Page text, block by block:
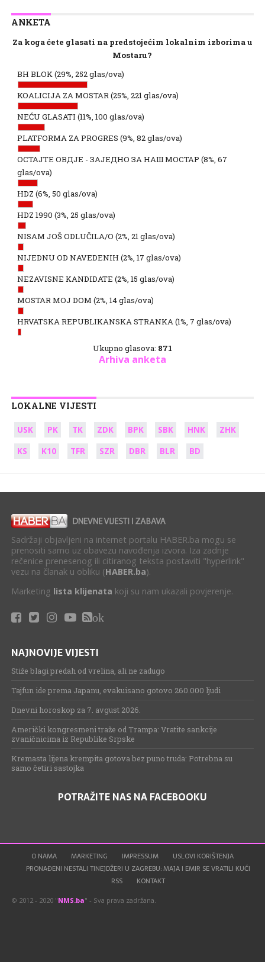
ANKETA
Za koga ćete glasati na predstojećim lokalnim izborima u
Mostaru?
BH BLOK(29%, 252 glas/ova)
KOALICIJA ZA MOSTAR(25%, 221 glas/ova)
NEĆU GLASATI (11%, 100 glas/ova)
PLATFORMA ZA PROGRES (9%, 82 glas/ova)
ОСТАЈТЕ ОВДЈЕ - ЗАЈЕДНО ЗА НАШ МОСТАР (8%, 67
glas/ova)
HDZ (6%, 50 glas/ova)
HDZ 1990 (3%, 25 glas/ova)
NISAM JOŠ ODLUČILA/O (2%, 21 glas/ova)
NIJEDNU OD NAVEDENIH (2%, 17 glas/ova)
NEZAVISNE KANDIDATE (2%, 15 glas/ova)
MOSTAR MOJ DOM (2%, 14 glas/ova)
HRVATSKA REPUBLIKANSKA STRANKA(1%, 7 glas/ova)
Ukupno glasova: 871
Arhiva anketa
LOKALNE VIJESTI
USK PK TK ZDK BPK SBK HNK
ZHK
KS
K10 TFR SZR DBR BLR BD
Sadržaji objavljeni na internet portalu HABER.ba mogu se
prenositi samo uz obavezu navođenja izvora. Iza zadnje
rečenice prenesenog ili citiranog teksta postaviti "hyperlink"
vezu na članak u obliku (HABER.ba).
Marketing lista klijenata koji su nam ukazali povjerenje.
ok
NAJNOVIJE VIJESTI
Stiže blagi predah od vrelina, ali ne zadugo
Tajfun ide prema Japanu, evakuisano gotovo 260.000 ljudi
Dnevni horoskop za 7. avgust 2026.
Američki kongresmeni traže od Trampa: Vratite sankcije
zvaničnicima iz Republike Srpske
Kremasta lijena krempita gotova bez puno truda: Potrebna su
samo četiri sastojka
POTRAŽITE NAS NA FACEBOOKU
O NAMA MARKETING IMPRESSUM
USLOVI KORIŠTENJA
PRONAĐENI NESTALI TINEJDŽERI U ZAGREBU: MAJA I EMIR SE VRATILI KUĆI
RSS
KONTAKT
© 2012 - 2020 "NMS.ba" - Sva prava zadržana.